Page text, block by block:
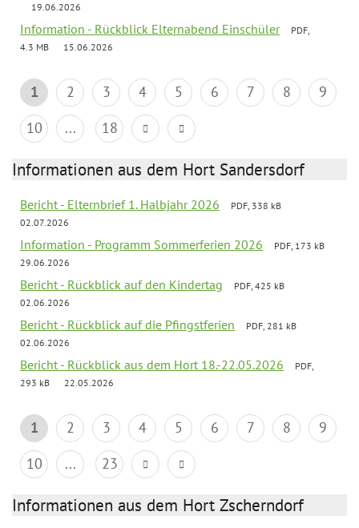
19.06.2026
Information - Rückblick Elternabend Einschüler
PDF,
4.3 MB
15.06.2026
1 2 3 4 5 6 7 8
9
10
... 18
Informationen aus dem Hort Sandersdorf
Bericht - Elternbrief 1. Halbjahr 2026
PDF, 338 kB
02.07.2026
Information - Programm Sommerferien 2026
PDF, 173 kB
29.06.2026
Bericht - Rückblick auf den Kindertag
PDF, 425 kB
02.06.2026
Bericht - Rückblick auf die Pfingstferien
PDF, 281 kB
02.06.2026
Bericht - Rückblick aus dem Hort 18.-22.05.2026
PDF,
293 kB
22.05.2026
1 2 3 4 5 6 7 8
9
10
... 23
Informationen aus dem Hort Zscherndorf